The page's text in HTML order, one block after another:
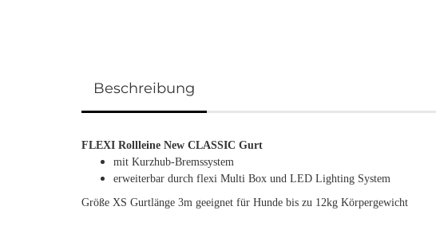
Beschreibung
FLEXI Rollleine New CLASSIC Gurt
mit Kurzhub-Bremssystem
erweiterbar durch flexi Multi Box und LED Lighting System
Größe XS Gurtlänge 3m geeignet für Hunde bis zu 12kg Körpergewicht